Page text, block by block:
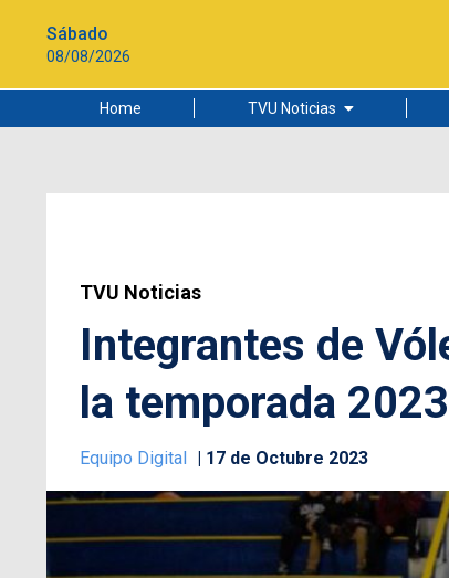
Sábado
08/08/2026
Home TVU Noticias
Ciudad
TVU Noticias
Integrantes de
la temporada 2023
Equipo Digital 17 de Octubre 2023